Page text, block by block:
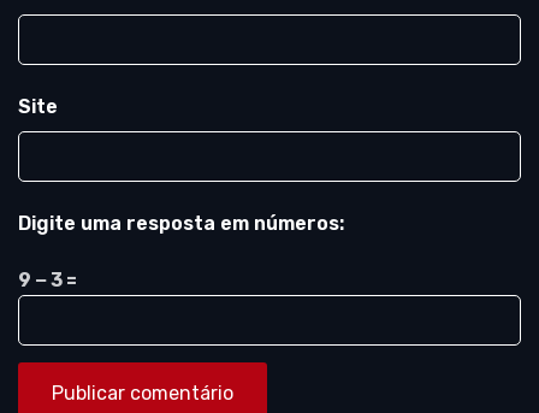
Site
Digite uma resposta em números:
9 − 3 =